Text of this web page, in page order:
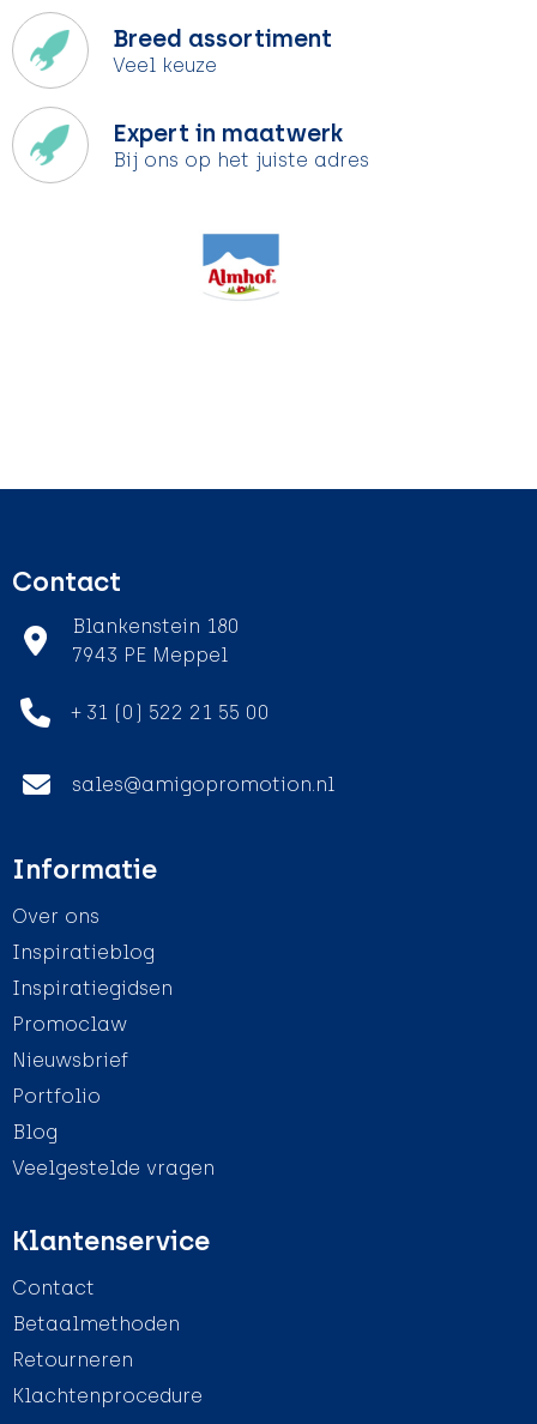
Breed assortiment
Veel keuze
Expert in maatwerk
Bij ons op het juiste adres
Contact
Blankenstein 180
7943 PE Meppel
+ 31 (0) 522 21 55 00
sales@amigopromotion.nl
Informatie
Over ons
Inspiratieblog
Inspiratiegidsen
Promoclaw
Nieuwsbrief
Portfolio
Blog
Veelgestelde vragen
Klantenservice
Contact
Betaalmethoden
Retourneren
Klachtenprocedure